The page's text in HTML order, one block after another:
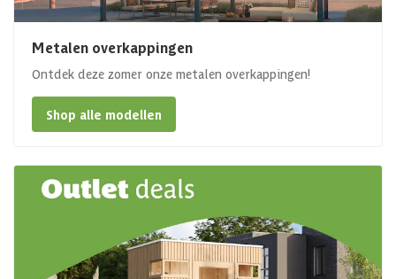
Metalen overkappingen
Ontdek deze zomer onze metalen overkappingen!
Shop alle modellen